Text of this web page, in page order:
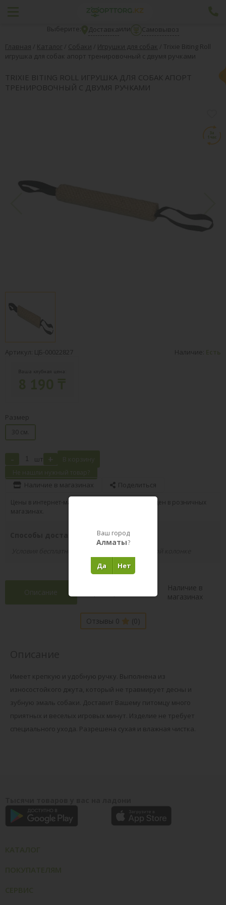
Выберите: Доставкаили
Самовывоз
Главная / Каталог / Собаки / Игрушки для собак / Trixie Biting Roll
игрушка для собак апорт тренировочный с двумя ручками
TRIXIE BITING ROLL ИГРУШКА ДЛЯ СОБАК АПОРТ
ТРЕНИРОВОЧНЫЙ С ДВУМЯ РУЧКАМИ
Артикул: ЦБ-00022827 Наличие: Есть
Ваша клубная цена:
Размер
30 см.
- шт + В корзину
Не нашли нужный товар?
Наличие в магазинах Поделиться
Цены в интернет-магазине могут отличаться от цен в розничных
магазинах.
Способы доставки вашего заказа
Описание
Наличие в
магазинах
Отзывы 0 (0)
Имеет крепкую и удобную ручку. Выполнена из
износостойкого джута, который не травмирует десны и
зубную эмаль собаки. Доставит Вашему питомцу много
приятных и веселых игровых минут. Изделие не требует
специального ухода. Разрешена сухая и влажная чистка.
Ваш город
Алматы?
Нет
Да